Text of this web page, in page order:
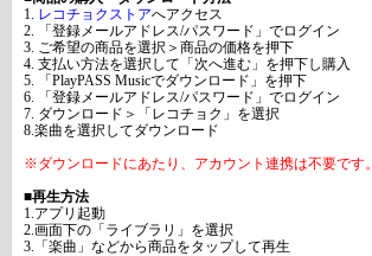
1. レコチョクストアへアクセス
2. 「登録メールアドレス/パスワード」でログイン
3. ご希望の商品を選択＞商品の価格を押下
4. 支払い方法を選択して「次へ進む」を押下し購入
5. 「PlayPASS Musicでダウンロード」を押下
6. 「登録メールアドレス/パスワード」でログイン
7. ダウンロード＞「レコチョク」を選択
8.楽曲を選択してダウンロード
※ダウンロードにあたり、アカウント連携は不要です。
■再生方法
1.アプリ起動
2.画面下の「ライブラリ」を選択
3.「楽曲」などから商品をタップして再生